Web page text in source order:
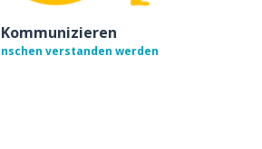
Kommunizieren
verstanden werden